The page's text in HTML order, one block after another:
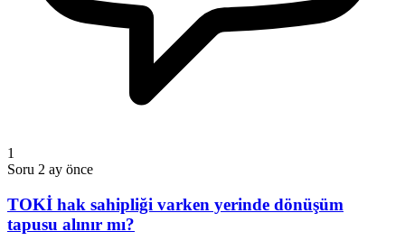
1
Soru 2 ay önce
TOKİ hak sahipliği varken yerinde dönüşüm
tapusu alınır mı?